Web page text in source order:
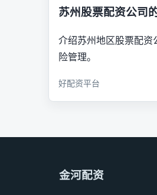
苏州股票配资公司
介绍苏州地区股票配资
险管理。
好配资平台
金河配资